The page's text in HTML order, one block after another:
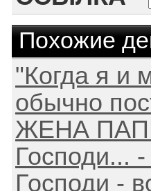
Похожие
"Когда я и
обычно
ЖЕНА
Господи...
Господи -